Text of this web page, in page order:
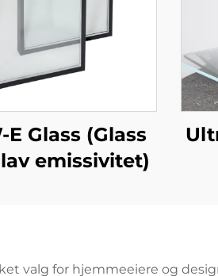
E Glass (Glass
emissivitet)
valg for hjemmeeiere og